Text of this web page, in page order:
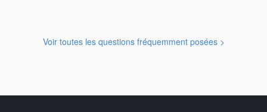
Voir toutes les questions fréquemment posées >